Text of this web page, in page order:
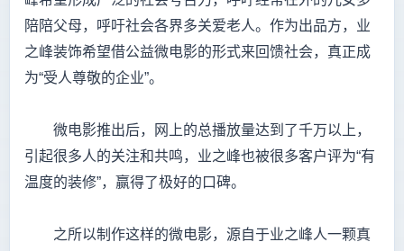
陪陪父母，呼吁社会各界多关爱老人。作为出品方，业
之峰装饰希望借公益微电影的形式来回馈社会，真正成
为“受人尊敬的企业”。
微电影推出后，网上的总播放量达到了千万以上，
引起很多人的关注和共鸣，业之峰也被很多客户评为“有
温度的装修”，赢得了极好的口碑。
之所以制作这样的微电影，源自于业之峰人一颗真